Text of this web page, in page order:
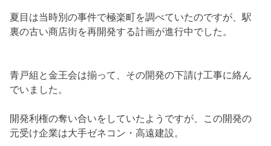
夏目は当時別の事件で極楽町を調べていたのですが、駅
裏の古い商店街を再開発する計画が進行中でした。
青戸組と金王会は揃って、その開発の下請け工事に絡ん
でいました。
開発利権の奪い合いをしていたようですが、この開発の
元受け企業は大手ゼネコン・高遠建設。